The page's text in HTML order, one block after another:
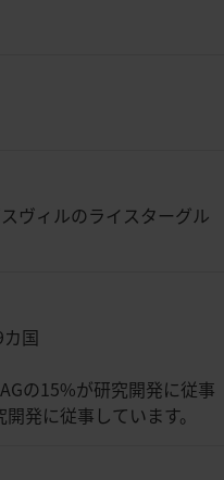
ヴィルのライスターグル
国
の15%が研究開発に従事
発に従事しています。